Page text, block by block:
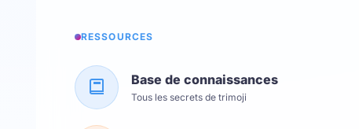
RESSOURCES
Base de connaissances
Tous les secrets de trimoji